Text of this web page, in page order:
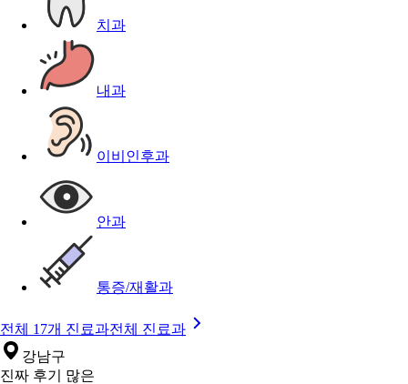
치과
내과
이비인후과
안과
통증/재활과
전체 17개 진료과전체 진료과
강남구
진짜 후기 많은